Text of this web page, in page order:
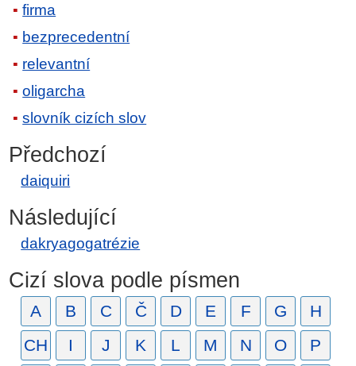
firma
bezprecedentní
relevantní
oligarcha
slovník cizích slov
Předchozí
daiquiri
Následující
dakryagogatrézie
Cizí slova podle písmen
A B C Č D E F G
H
CH
I J K L M N O P